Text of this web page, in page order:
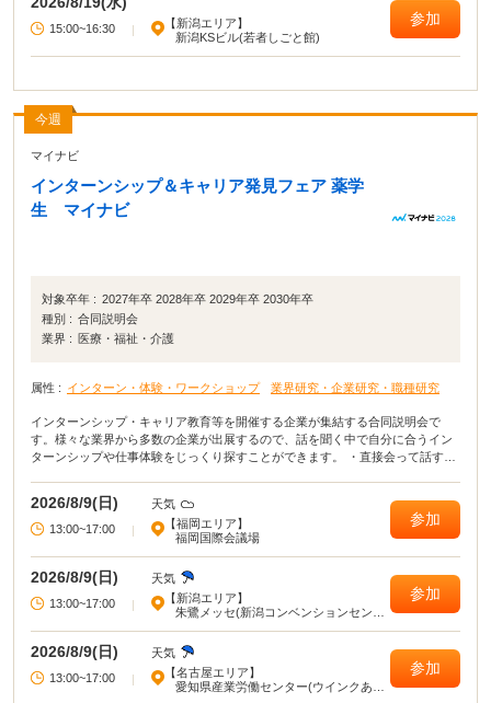
15:00~16:30
【新潟エリア】
新潟KSビル(若者しごと館)
参加
今週
マイナビ
インターンシップ＆キャリア発見フェア 薬学
生 マイナビ
対象卒年 : 2027年卒 2028年卒 2029年卒 2030年卒
種別 : 合同説明会
業界 :
医療・福祉・介護
属性 : インターン・体験・ワークショップ 業界研究・企業研究・職種研究
インターンシップ・キャリア教育等を開催する企業が集結する合同説明会で
す。様々な業界から多数の企業が出展するので、話を聞く中で自分に合うイン
ターンシップや仕事体験をじっくり探すことができます。 ・直接会って話すこ
2026/8/9(日)
天気
13:00~17:00
【福岡エリア】
福岡国際会議場
参加
2026/8/9(日)
天気
13:00~17:00
【新潟エリア】
朱鷺メッセ(新潟コンベンションセンタ
参加
2026/8/9(日)
天気
13:00~17:00
【名古屋エリア】
愛知県産業労働センター(ウインクあい
参加